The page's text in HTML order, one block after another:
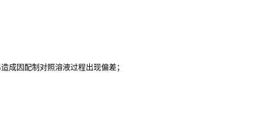
成因配制对照溶液过程出现偏差；